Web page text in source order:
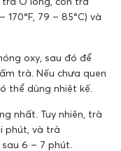
79 – 85°C) và
oxy, sau đó để
trà. Nếu chưa quen
thể dùng nhiệt kế.
nhất. Tuy nhiên, trà
phút, và trà
6 – 7 phút.